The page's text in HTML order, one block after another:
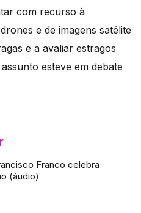
com recurso à
e de imagens satélite
e a avaliar estragos
esteve em debate
Franco celebra
(áudio)